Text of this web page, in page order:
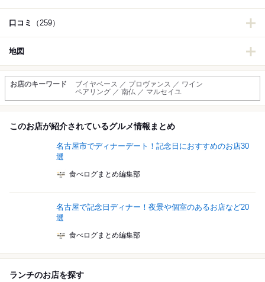
口コミ （259）
地図
お店のキーワード
ブイヤベース ／ プロヴァンス ／ ワイン
ペアリング ／ 南仏 ／ マルセイユ
このお店が紹介されているグルメ情報まとめ
名古屋市でディナーデート！記念日におすすめのお店30
選
食べログまとめ編集部
名古屋で記念日ディナー！夜景や個室のあるお店など20
選
食べログまとめ編集部
ランチのお店を探す